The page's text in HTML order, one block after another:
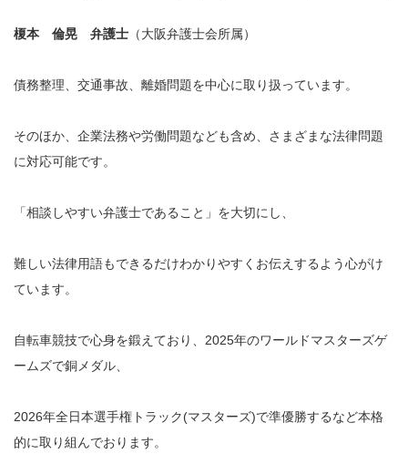
榎本 倫晃 弁護士 （大阪弁護士会所属）
債務整理、交通事故、離婚問題を中心に取り扱っています。
そのほか、企業法務や労働問題なども含め、さまざまな法律問題
に対応可能です。
「相談しやすい弁護士であること」を大切にし、
難しい法律用語もできるだけわかりやすくお伝えするよう心がけ
ています。
自転車競技で心身を鍛えており、2025年のワールドマスターズゲ
ームズで銅メダル、
2026年全日本選手権トラック(マスターズ)で準優勝するなど本格
的に取り組んでおります。